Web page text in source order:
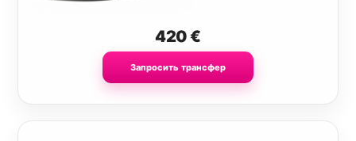
420€
Запросить трансфер